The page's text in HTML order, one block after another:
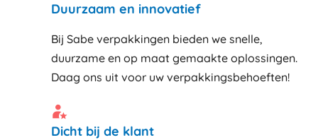
Duurzaam en innovatief
Bij Sabe verpakkingen bieden we snelle,
duurzame en op maat gemaakte oplossingen.
Daag ons uit voor uw verpakkingsbehoeften!
Dicht bij de klant